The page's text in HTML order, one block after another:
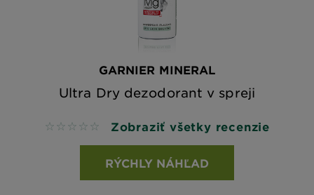
GARNIER MINERAL
Ultra Dry dezodorant v spreji
No reviews Zobraziť všetky recenzie
RÝCHLY NÁHĽAD